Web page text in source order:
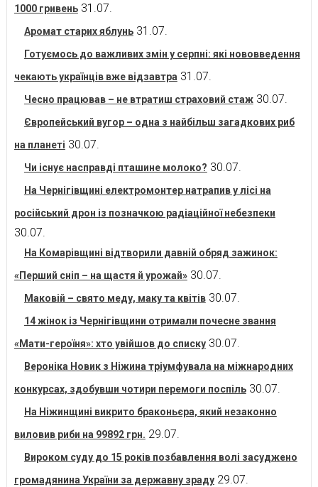
1000 гривень 31.07.
Аромат старих яблунь 31.07.
Готуємось до важливих змін у серпні: які нововведення
чекають українців вже відзавтра 31.07.
Чесно працював – не втратиш страховий стаж 30.07.
Європейський вугор – одна з найбільш загадкових риб
на планеті 30.07.
Чи існує насправді пташине молоко? 30.07.
На Чернігівщині електромонтер натрапив у лісі на
російський дрон із позначкою радіаційної небезпеки
30.07.
На Комарівщині відтворили давній обряд зажинок:
«Перший сніп – на щастя й урожай» 30.07.
Маковій – свято меду, маку та квітів 30.07.
14 жінок із Чернігівщини отримали почесне звання
«Мати-героїня»: хто увійшов до списку 30.07.
Вероніка Новик з Ніжина тріумфувала на міжнародних
конкурсах, здобувши чотири перемоги поспіль 30.07.
На Ніжинщині викрито браконьєра, який незаконно
виловив риби на 99892 грн. 29.07.
Вироком суду до 15 років позбавлення волі засуджено
громадянина України за державну зраду 29.07.